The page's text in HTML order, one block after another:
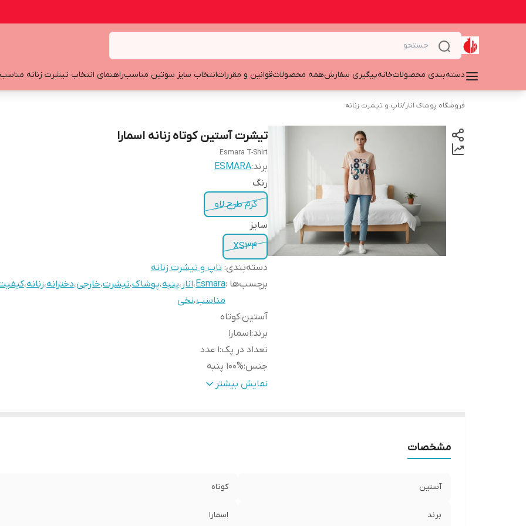
دسته‌بندی محصولاتخانهپیگیری سفارشهمه محصولاتقوانین و مقرراتانتخاب سایز سوتین مناسبراهنمای انتخاب تیشرت زنانه مناسب
فروشگاه پوشاک انار/تاپ و تیشرت زنانه
تیشرت آستین کوتاه زنانه اسمارا
Esmara T-Shirt
برند:ESMARA
رنگ
کرم طرح لاو
سایز
XS34
دسته‌بندی: تاپ و تیشرت زنانه
برچسب‌ها :Esmara،انار ،پنبه،پوشاک،تیشرت،خارجی،دخترانه،زنانه،
مناسب،نخی
آستین:کوتاه
برند:اسمارا
تعداد در پک:1 عدد
جنس:100% پنبه
جنیست:زنانه
نمایش بیشتر
مشخصات
آستین کوتاه
برند اسمارا